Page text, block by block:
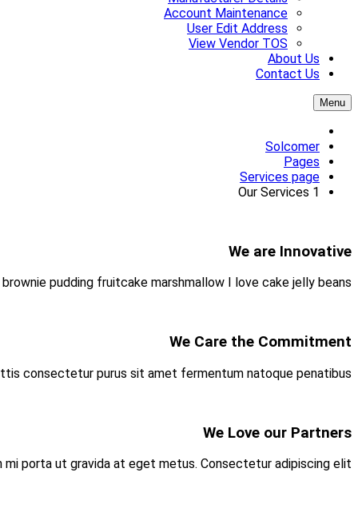
Gummies tiramisu tart jujubes
Vivamus sagittis lacuson